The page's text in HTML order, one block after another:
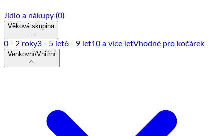
Jídlo a nákupy (0)
Věková skupina
0 - 2 roky3 - 5 let6 - 9 let10 a více letVhodné pro kočárek
Venkovní/Vnitřní